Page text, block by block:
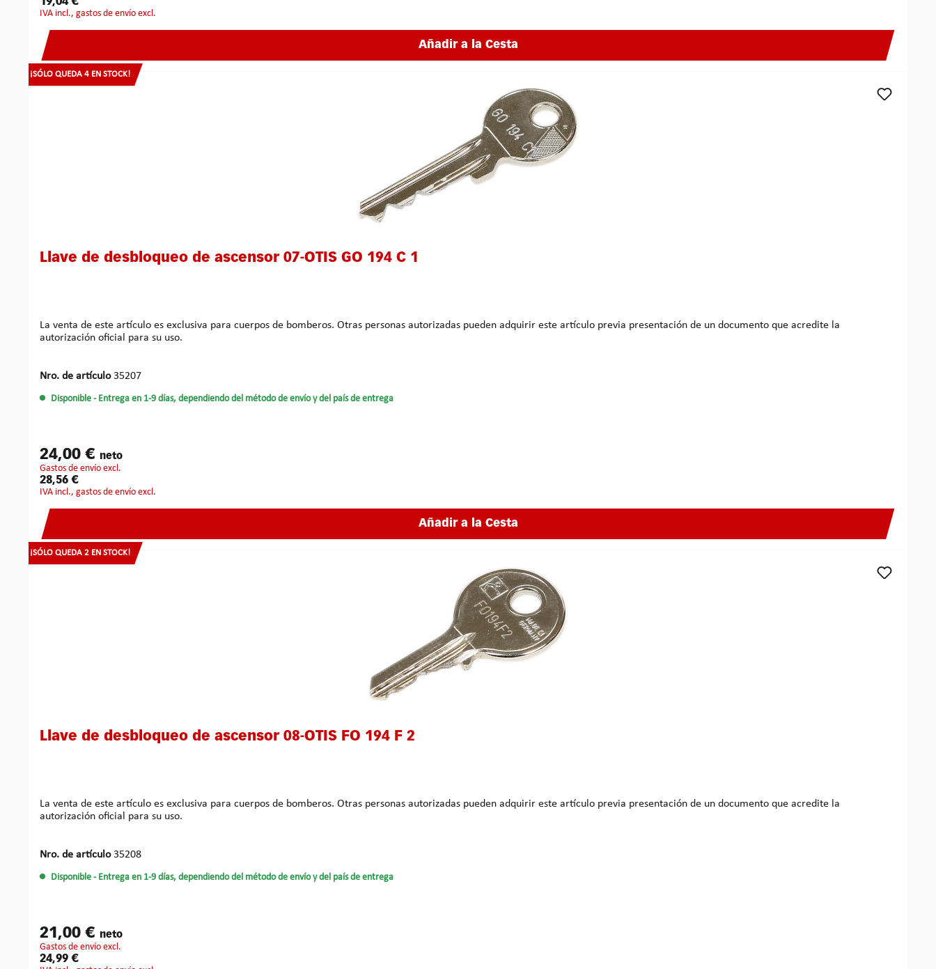
IVA incl., gastos de envío excl.
Añadir a la Cesta
¡SÓLO QUEDA 4 EN STOCK!
Llave de desbloqueo de ascensor 07-OTIS GO 194 C 1
La venta de este artículo es exclusiva para cuerpos de bomberos. Otras personas autorizadas pueden adquirir este artículo previa presentación de un documento que acredite la
autorización oficial para su uso.
Nro. de artículo35207
Disponible - Entrega en 1-9 días, dependiendo del método de envío y del país de entrega
24,00 € neto
gastos de envío excl.
28,56 €
IVA incl., gastos de envío excl.
Añadir a la Cesta
¡SÓLO QUEDA 2 EN STOCK!
Llave de desbloqueo de ascensor 08-OTIS FO 194 F 2
La venta de este artículo es exclusiva para cuerpos de bomberos. Otras personas autorizadas pueden adquirir este artículo previa presentación de un documento que acredite la
autorización oficial para su uso.
Nro. de artículo35208
Disponible - Entrega en 1-9 días, dependiendo del método de envío y del país de entrega
21,00 € neto
gastos de envío excl.
24,99 €